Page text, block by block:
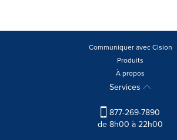
Communiquer avec Cision
Produits
À propos
Services
877-269-7890
de 8h00 à 22h00